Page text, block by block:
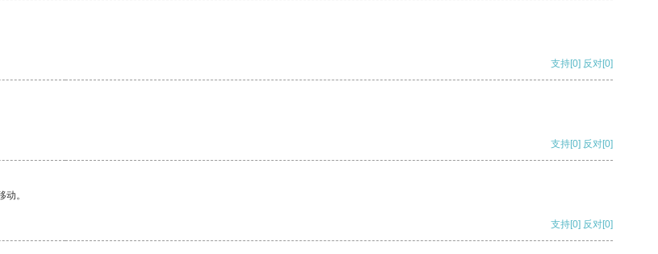
支持[0] 反对[0]
支持[0] 反对[0]
。
支持[0] 反对[0]